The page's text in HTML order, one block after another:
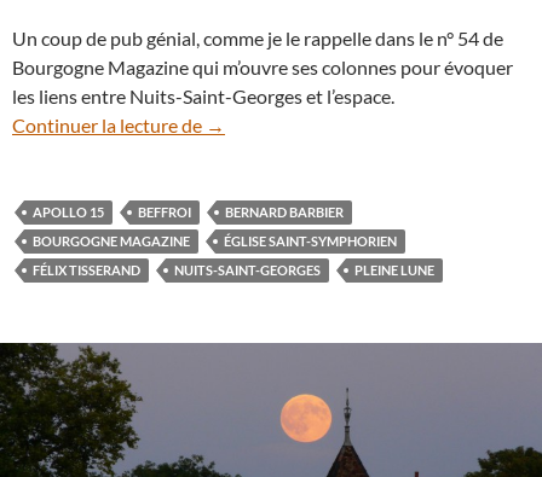
Un coup de pub génial, comme je le rappelle dans le n° 54 de
Bourgogne Magazine qui m’ouvre ses colonnes pour évoquer
les liens entre Nuits-Saint-Georges et l’espace.
Continuer la lecture de Nuits-Saint-Georges, le regard tourné
→
APOLLO 15 BEFFROI
BERNARD BARBIER
BOURGOGNE MAGAZINE
ÉGLISE SAINT-SYMPHORIEN
FÉLIX TISSERAND
NUITS-SAINT-GEORGES PLEINE LUNE